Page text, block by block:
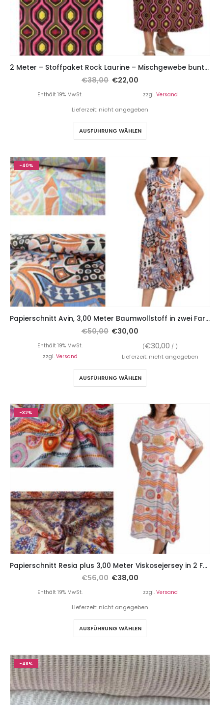
2 Meter – Stoffpaket Rock Laurine – Mischgewebe bunte Musterung Pink / Neongelb
€38,00 €22,00
Enthält 19% MwSt. zzgl. Versand
Lieferzeit: nicht angegeben
AUSFÜHRUNG WÄHLEN
-40%
Papierschnitt Avin, 3,00 Meter Baumwollstoff in zwei Farben Gelb / Blau
€50,00 €30,00
Enthält 19% MwSt. (€30,00 / )
zzgl. Versand Lieferzeit: nicht angegeben
AUSFÜHRUNG WÄHLEN
-32%
Papierschnitt Resia plus 3,00 Meter Viskosejersey in 2 Farben
€56,00 €38,00
Enthält 19% MwSt. zzgl. Versand
Lieferzeit: nicht angegeben
AUSFÜHRUNG WÄHLEN
-48%